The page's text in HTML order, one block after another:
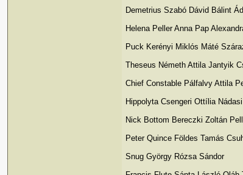
Demetrius Szabó Dávid Bálint
Helena Peller Anna Pap
Puck Kerényi Miklós Máté
Theseus Németh Attila Jantyik
Chief Constable Pálfalvy Attila
Hippolyta Csengeri Ottília
Nick Bottom Bereczki Zoltán
Peter Quince Földes Tamás
Snug György Rózsa Sándor